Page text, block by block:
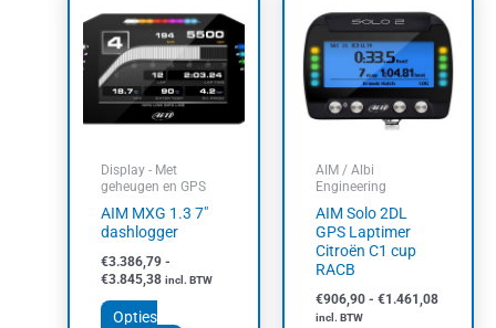
Display - Met
geheugen en GPS
AIM MXG 1.3 7″
dashlogger
€3.386,79 -
€3.845,38
tot
€3.845,38
incl. BTW
Opties
product
heeft
meerdere
variaties.
Deze
gekozen
worden
productpagina
AIM / Albi
Engineering
AIM Solo 2DL
GPS Laptimer
Citroën C1 cup
RACB
€906,90 - €1.461,08
tot
incl. BTW
product
heeft
meerdere
variaties.
Deze
optie
worden
op
de